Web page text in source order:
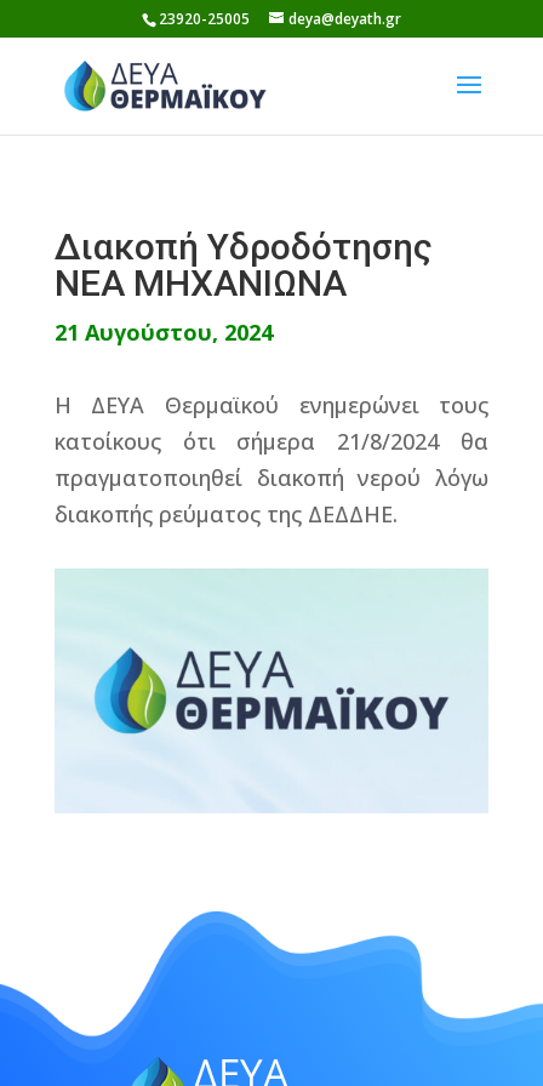
to
content
23920-25005 deya@deyath.gr
Διακοπή Υδροδότησης
ΝΕΑ ΜΗΧΑΝΙΩΝΑ
21 Αυγούστου, 2024
Η ΔΕΥΑ Θερμαϊκού ενημερώνει τους
κατοίκους ότι σήμερα 21/8/2024 θα
πραγματοποιηθεί διακοπή νερού λόγω
διακοπής ρεύματος της ΔΕΔΔΗΕ.